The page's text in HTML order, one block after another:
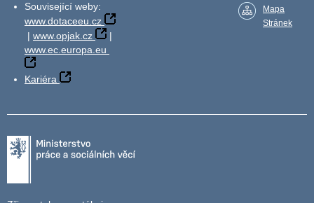
Související weby:
www.dotaceeu.cz
| www.opjak.cz
|
www.ec.europa.eu
Kariéra
Mapa
Stránek